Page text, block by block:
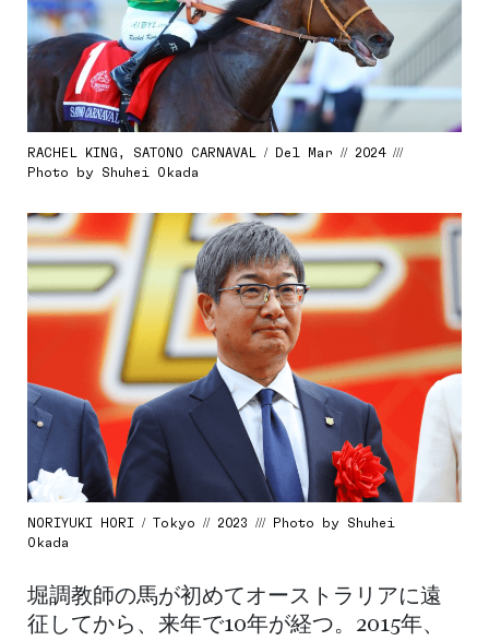
RACHEL KING, SATONO CARNAVAL / Del Mar // 2024 ///
Photo by Shuhei Okada
NORIYUKI HORI / Tokyo // 2023 /// Photo by Shuhei
Okada
堀調教師の馬が初めてオーストラリアに遠
征してから、来年で10年が経つ。2015年、